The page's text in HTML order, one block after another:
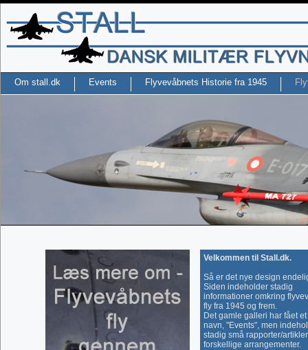
Om stall.dk Events Flyvevåbnets Historie fra 1945
Velkommen til Stall.dk.
Så er det nye design
Siden indeholder stadig
informationer omkring
fly fra 1945 og frem.
Det gamle galleri har fået et
navn, "Events", men
stadig små rapporter/
forskellige arrangementer.